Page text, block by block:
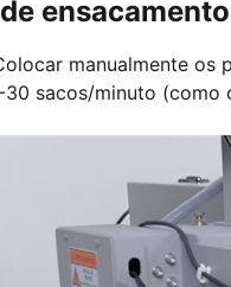
manualmente os
sacos/minuto (como